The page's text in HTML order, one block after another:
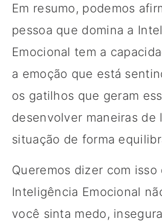
Em resumo, podemos
pessoa que domina a
Emocional tem a
a emoção que está
os gatilhos que geram
desenvolver maneiras de
situação de forma
Queremos dizer com isso
Inteligência Emocional
você sinta medo,